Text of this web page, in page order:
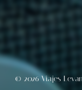
© 2026 Viajes